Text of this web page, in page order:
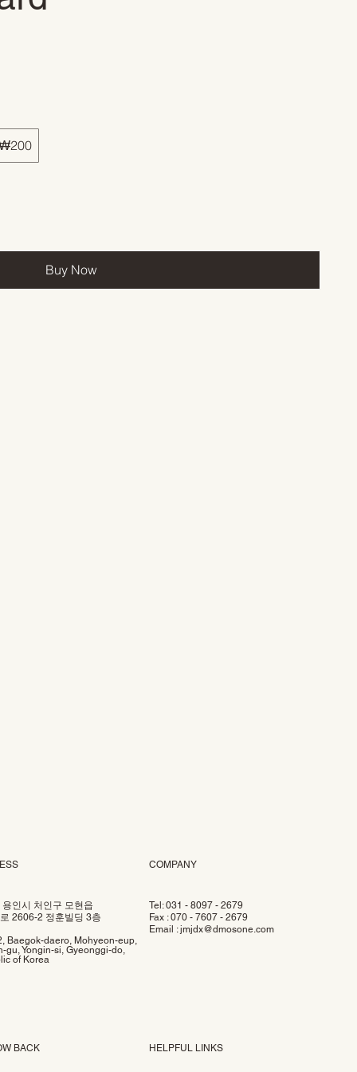
Buy Now
용인시 처인구 모현읍
2606-2 정훈빌딩 3층
Baegok-daero, Mohyeon-eup,
gu, Yongin-si, Gyeonggi-do,
of Korea
COMPANY
Tel: 031 - 8097 - 2679
Fax : 070 - 7607 - 2679
Email :jmjdx@dmosone.com
BACK HELPFUL LINKS